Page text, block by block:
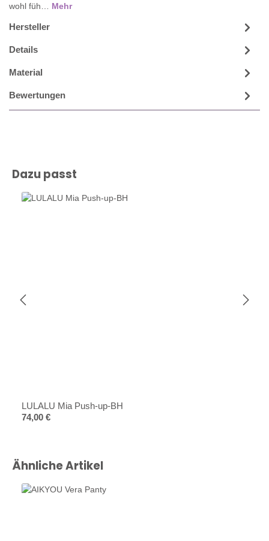
wohl füh… Mehr
Hersteller
Details
Material
Bewertungen
Produktgalerie überspringen
Dazu passt
LULALU Mia Push-up-BH
Regulärer Preis:
74,00 €
Produktgalerie überspringen
Ähnliche Artikel